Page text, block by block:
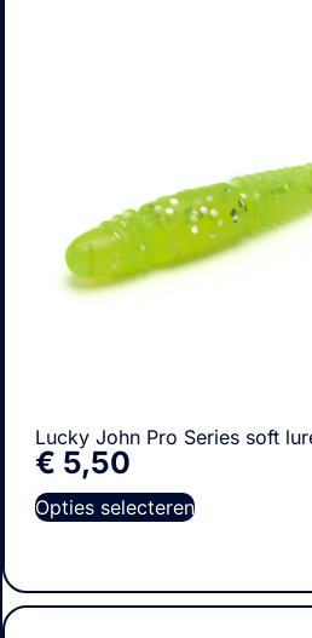
Lucky John Pro Series soft
€ 5,50
Opties selecteren